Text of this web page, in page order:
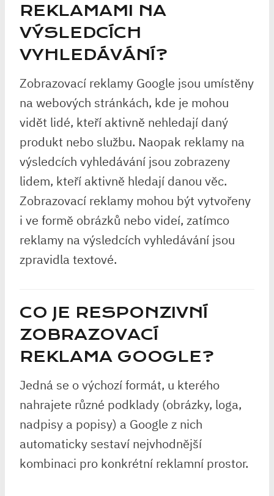
REKLAMAMI NA
VÝSLEDCÍCH
VYHLEDÁVÁNÍ?
Zobrazovací reklamy Google jsou umístěny
na webových stránkách, kde je mohou
vidět lidé, kteří aktivně nehledají daný
produkt nebo službu. Naopak reklamy na
výsledcích vyhledávání jsou zobrazeny
lidem, kteří aktivně hledají danou věc.
Zobrazovací reklamy mohou být vytvořeny
i ve formě obrázků nebo videí, zatímco
reklamy na výsledcích vyhledávání jsou
zpravidla textové.
CO JE RESPONZIVNÍ
ZOBRAZOVACÍ
REKLAMA GOOGLE?
Jedná se o výchozí formát, u kterého
nahrajete různé podklady (obrázky, loga,
nadpisy a popisy) a Google z nich
automaticky sestaví nejvhodnější
kombinaci pro konkrétní reklamní prostor.